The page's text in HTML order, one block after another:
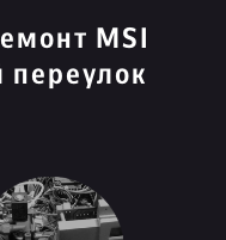
MSI
переулок